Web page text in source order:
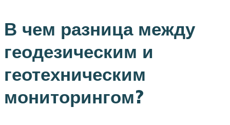
В чем разница между
геодезическим и
геотехническим
мониторингом?